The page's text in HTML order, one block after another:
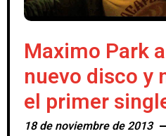
Maximo Park
nuevo disco y
el primer
18 de noviembre de 2013